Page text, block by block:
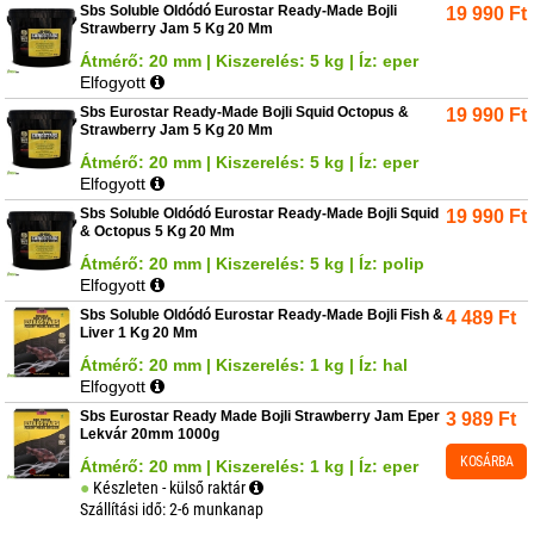
Sbs Soluble Oldódó Eurostar Ready-Made Bojli
Strawberry Jam 5 Kg 20 Mm
Átmérő: 20 mm | Kiszerelés: 5 kg | Íz: eper
Elfogyott
19 990 Ft
Sbs Eurostar Ready-Made Bojli Squid Octopus &
Strawberry Jam 5 Kg 20 Mm
Átmérő: 20 mm | Kiszerelés: 5 kg | Íz: eper
Elfogyott
19 990 Ft
Sbs Soluble Oldódó Eurostar Ready-Made Bojli Squid
& Octopus 5 Kg 20 Mm
Átmérő: 20 mm | Kiszerelés: 5 kg | Íz: polip
Elfogyott
19 990 Ft
Sbs Soluble Oldódó Eurostar Ready-Made Bojli Fish &
Liver 1 Kg 20 Mm
Átmérő: 20 mm | Kiszerelés: 1 kg | Íz: hal
Elfogyott
4 489 Ft
Sbs Eurostar Ready Made Bojli Strawberry Jam Eper
Lekvár 20mm 1000g
Átmérő: 20 mm | Kiszerelés: 1 kg | Íz: eper
Készleten - külső raktár
Szállítási idő: 2-6 munkanap
3 989 Ft
KOSÁRBA